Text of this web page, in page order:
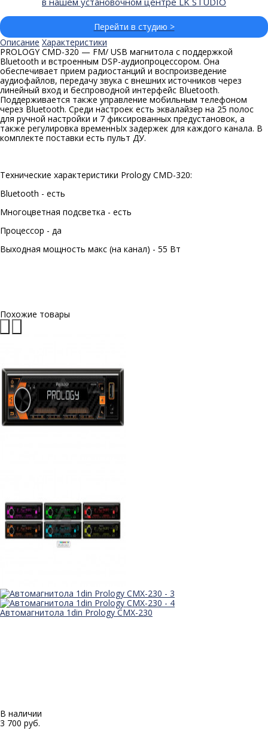
Перейти в студию >
Описание Характеристики
PROLOGY CMD-320 — FM/ USB магнитола с поддержкой
Bluetooth и встроенным DSP-аудиопроцессором. Она
обеспечивает прием радиостанций и воспроизведение
аудиофайлов, передачу звука с внешних источников через
линейный вход и беспроводной интерфейс Bluetooth.
Поддерживается также управление мобильным телефоном
через Bluetooth. Среди настроек есть эквалайзер на 25 полос
для ручной настройки и 7 фиксированных предустановок, а
также регулировка временнЫх задержек для каждого канала. В
комплекте поставки есть пульт ДУ.
Технические характеристики Prology CMD-320:
Bluetooth - есть
Многоцветная подсветка - есть
Процессор - да
Выходная мощность макс (на канал) - 55 Вт
Похожие товары
Автомагнитола 1din Prology CMX-230
В наличии
3 700 руб.